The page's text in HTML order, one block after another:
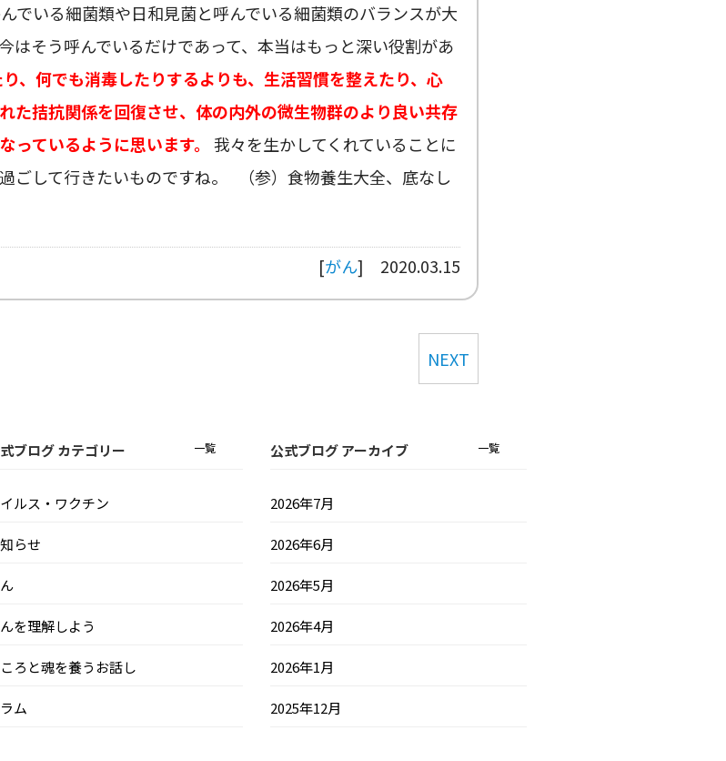
でいる細菌類や日和見菌と呼んでいる細菌類のバランスが大
はそう呼んでいるだけであって、本当はもっと深い役割があ
、何でも消毒したりするよりも、生活習慣を整えたり、心
た拮抗関係を回復させ、体の内外の微生物群のより良い共存
っているように思います。 我々を生かしてくれていることに
ごして行きたいものですね。 （参）食物養生大全、底なし
[がん] 2020.03.15
NEXT
ブログ カテゴリー 一覧
ルス・ワクチン
らせ
を理解しよう
ろと魂を養うお話し
ム
公式ブログ アーカイブ 一覧
2026年7月
2026年6月
2026年5月
2026年4月
2026年1月
2025年12月